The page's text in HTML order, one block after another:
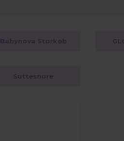
Babynova Storkøb
Suttesnore